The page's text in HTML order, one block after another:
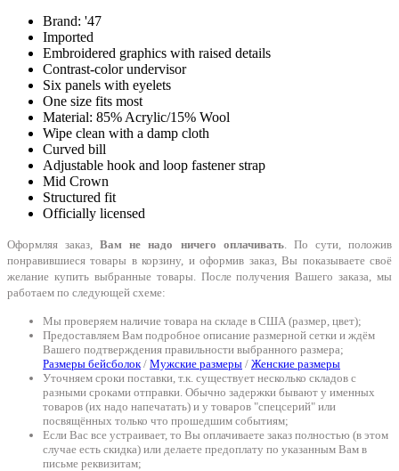
Brand: '47
Imported
Embroidered graphics with raised details
Contrast-color undervisor
Six panels with eyelets
One size fits most
Material: 85% Acrylic/15% Wool
Wipe clean with a damp cloth
Curved bill
Adjustable hook and loop fastener strap
Mid Crown
Structured fit
Officially licensed
Оформляя заказ,Вам не надо ничего оплачивать. По сути, положив
понравившиеся товары в корзину, и оформив заказ, Вы показываете своё
желание купить выбранные товары. После получения Вашего заказа, мы
работаем по следующей схеме:
Мы проверяем наличие товара на складе в США (размер, цвет);
Предоставляем Вам подробное описание размерной сетки и ждём
Вашего подтверждения правильности выбранного размера;
Размеры бейсболок/ Мужские размеры / Женские размеры
Уточняем сроки поставки, т.к. существует несколько складов с
разными сроками отправки. Обычно задержки бывают у именных
товаров (их надо напечатать) и у товаров "спецсерий" или
посвящённых только что прошедшим событиям;
Если Вас все устраивает, то Вы оплачиваете заказ полностью (в этом
случае есть скидка) или делаете предоплату по указанным Вам в
письме реквизитам;